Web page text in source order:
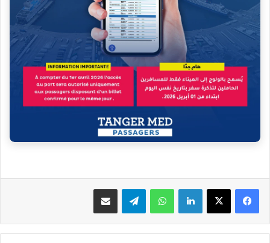
فيسبوك‫X لينكدإن واتساب تيلقرام مشاركة عبر البريد